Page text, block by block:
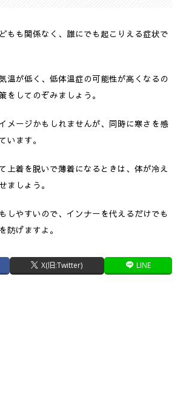
もも関係なく、誰にでも起こりえる症状で
温が低く、低体温症の可能性が高くなるの
をしてのぞみましょう。
メージかもしれませんが、同時に寒さを感
います。
上着を脱いで薄着になるときは、体が冷え
ましょう。
しやすいので、インナーを代えるだけでも
防げますよ。
X(旧:Twitter) LINE